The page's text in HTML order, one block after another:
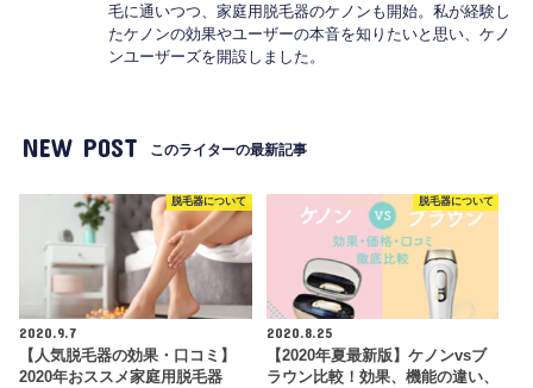
毛に通いつつ、家庭用脱毛器のケノンも開始。私が経験し
たケノンの効果やユーザーの本音を知りたいと思い、ケノ
ンユーザーズを開設しました。
NEW POST このライターの最新記事
脱毛器について
2020.9.7
【人気脱毛器の効果・口コミ】
2020年おススメ家庭用脱毛器
脱毛器について
2020.8.25
【2020年夏最新版】ケノンvsブ
ラウン比較！効果、機能の違い、